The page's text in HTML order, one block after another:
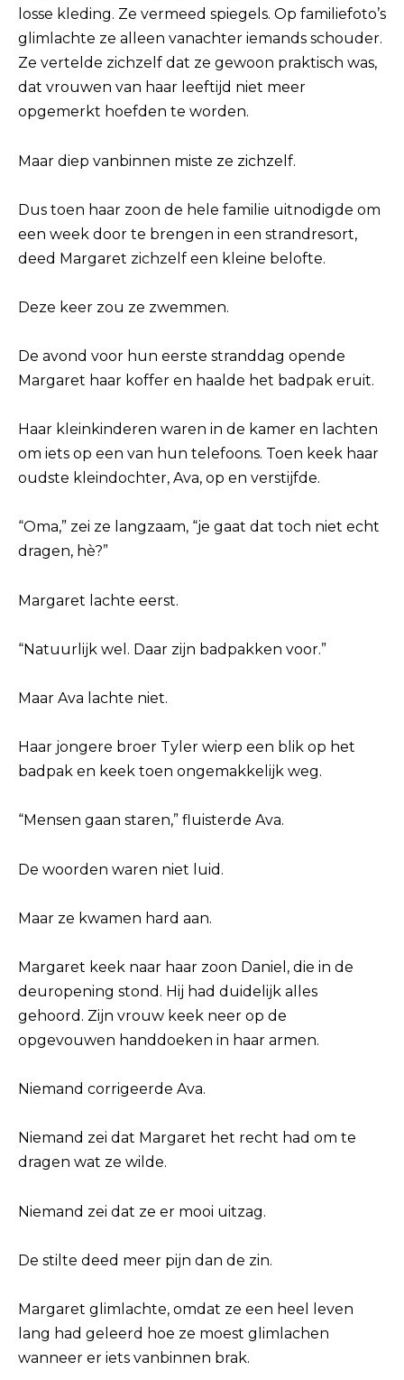
losse kleding. Ze vermeed spiegels. Op familiefoto’s
glimlachte ze alleen vanachter iemands schouder.
Ze vertelde zichzelf dat ze gewoon praktisch was,
dat vrouwen van haar leeftijd niet meer
opgemerkt hoefden te worden.
Maar diep vanbinnen miste ze zichzelf.
Dus toen haar zoon de hele familie uitnodigde om
een week door te brengen in een strandresort,
deed Margaret zichzelf een kleine belofte.
Deze keer zou ze zwemmen.
De avond voor hun eerste stranddag opende
Margaret haar koffer en haalde het badpak eruit.
Haar kleinkinderen waren in de kamer en lachten
om iets op een van hun telefoons. Toen keek haar
oudste kleindochter, Ava, op en verstijfde.
“Oma,” zei ze langzaam, “je gaat dat toch niet echt
dragen, hè?”
Margaret lachte eerst.
“Natuurlijk wel. Daar zijn badpakken voor.”
Maar Ava lachte niet.
Haar jongere broer Tyler wierp een blik op het
badpak en keek toen ongemakkelijk weg.
“Mensen gaan staren,” fluisterde Ava.
De woorden waren niet luid.
Maar ze kwamen hard aan.
Margaret keek naar haar zoon Daniel, die in de
deuropening stond. Hij had duidelijk alles
gehoord. Zijn vrouw keek neer op de
opgevouwen handdoeken in haar armen.
Niemand corrigeerde Ava.
Niemand zei dat Margaret het recht had om te
dragen wat ze wilde.
Niemand zei dat ze er mooi uitzag.
De stilte deed meer pijn dan de zin.
Margaret glimlachte, omdat ze een heel leven
lang had geleerd hoe ze moest glimlachen
wanneer er iets vanbinnen brak.